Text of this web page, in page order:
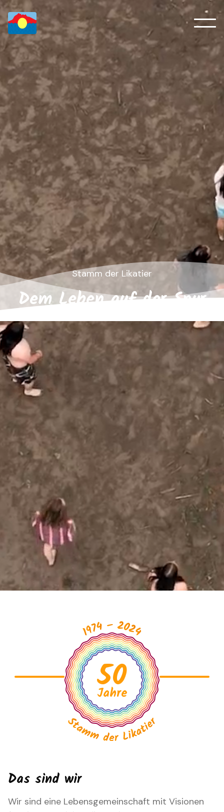
Stamm der Likatier
Dem Leben auf der Spur
50
Jahre
Das sind wir
Wir sind eine Lebensgemeinschaft mit Visionen